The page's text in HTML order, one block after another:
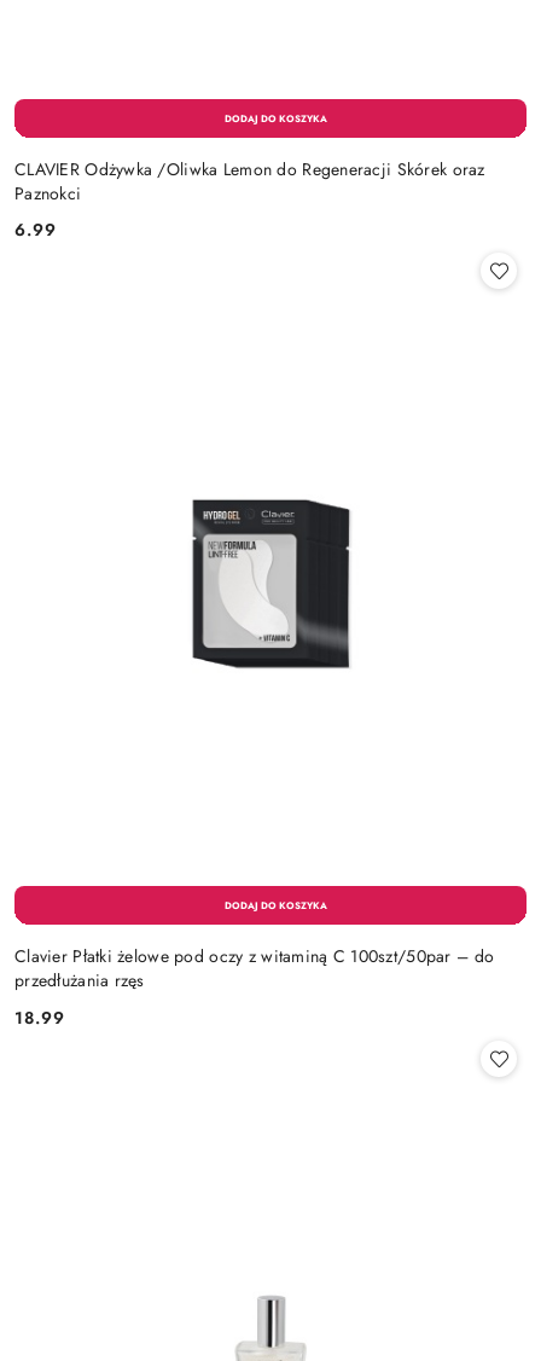
CLAVIER Odżywka /Oliwka Lemon do Regeneracji Skórek oraz
Paznokci
Cena:
6.99
Clavier Płatki żelowe pod oczy z witaminą C 100szt/50par – do
przedłużania rzęs
Cena:
18.99